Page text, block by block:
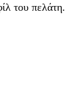
του πελάτη.